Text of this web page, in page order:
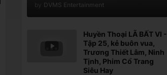
by DVMS Entertainment
Huyền Thoại LÃ BẤT VI -
Tập 25, kẻ buôn vua,
Trương Thiết Lâm, Ninh
Tịnh, Phim Cổ Trang
Siêu Hay